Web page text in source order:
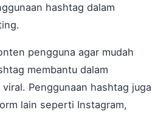
hashtag dalam
pengguna agar mudah
membantu dalam
Penggunaan hashtag juga
lain seperti Instagram,